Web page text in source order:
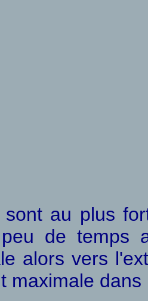
sont au plus
de temps
alors vers
maximale